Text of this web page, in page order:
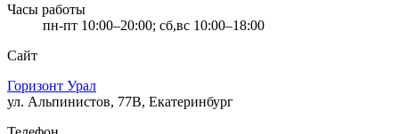
Часы работы
пн-пт 10:00–20:00; сб,вс 10:00–18:00
Сайт
Горизонт Урал
ул. Альпинистов, 77В, Екатеринбург